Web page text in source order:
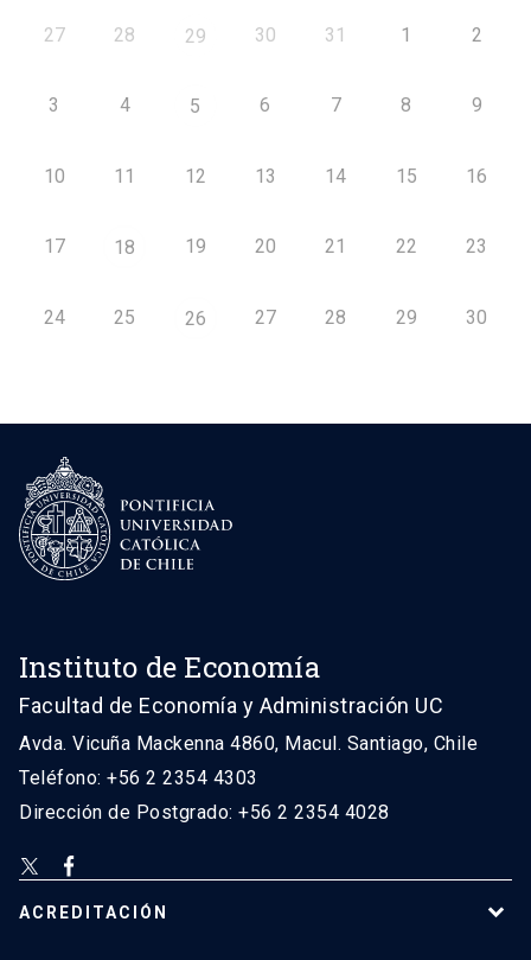
27 28 29 30 31 1 2
3 4 5 6 7 8 9
10 11 12 13 14 15 16
17 18 19 20 21 22 23
24 25 26 27 28 29 30
Instituto de Economía
Facultad de Economía y Administración UC
Avda. Vicuña Mackenna 4860, Macul. Santiago, Chile
Teléfono: +56 2 2354 4303
Dirección de Postgrado: +56 2 2354 4028
ACREDITACIÓN